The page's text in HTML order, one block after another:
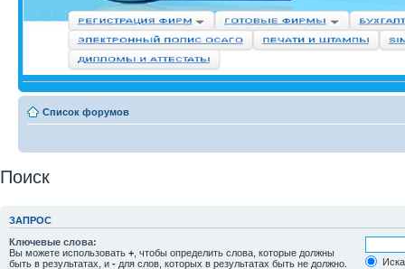
Список форумов
Поиск
ЗАПРОС
Ключевые слова:
Вы можете использовать + , чтобы определить слова, которые должны
быть в результатах, и - для слов, которых в результатах быть не должно.